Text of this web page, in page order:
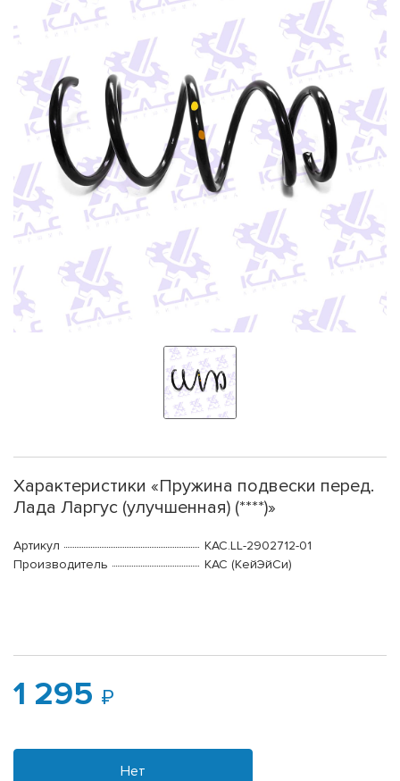
Характеристики «Пружина подвески перед.
Лада Ларгус (улучшенная) (****)»
Артикул
КАС.LL-2902712-01
Производитель
КАС (КейЭйСи)
1 295
Нет